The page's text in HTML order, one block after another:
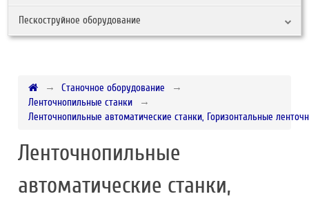
Пескоструйное оборудование
Станочное оборудование
Ленточнопильные станки
Ленточнопильные автоматические станки, Горизонтальные
Ленточнопильные
автоматические станки,